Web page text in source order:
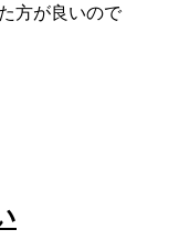
方が良いので